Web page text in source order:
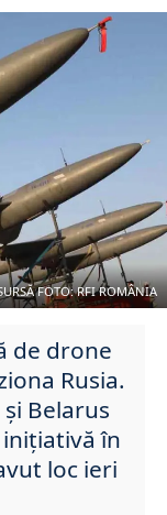
FOTO: RFI ROMÂNIA
de drone
Rusia.
Belarus
în
loc ieri